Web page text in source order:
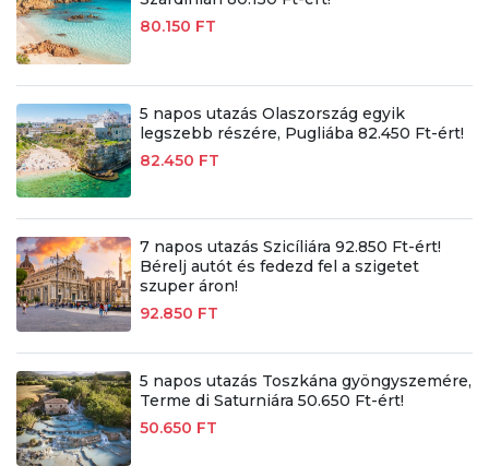
80.150 FT
5 napos utazás Olaszország egyik
legszebb részére, Pugliába 82.450 Ft-ért!
82.450 FT
7 napos utazás Szicíliára 92.850 Ft-ért!
Bérelj autót és fedezd fel a szigetet
szuper áron!
92.850 FT
5 napos utazás Toszkána gyöngyszemére,
Terme di Saturniára 50.650 Ft-ért!
50.650 FT